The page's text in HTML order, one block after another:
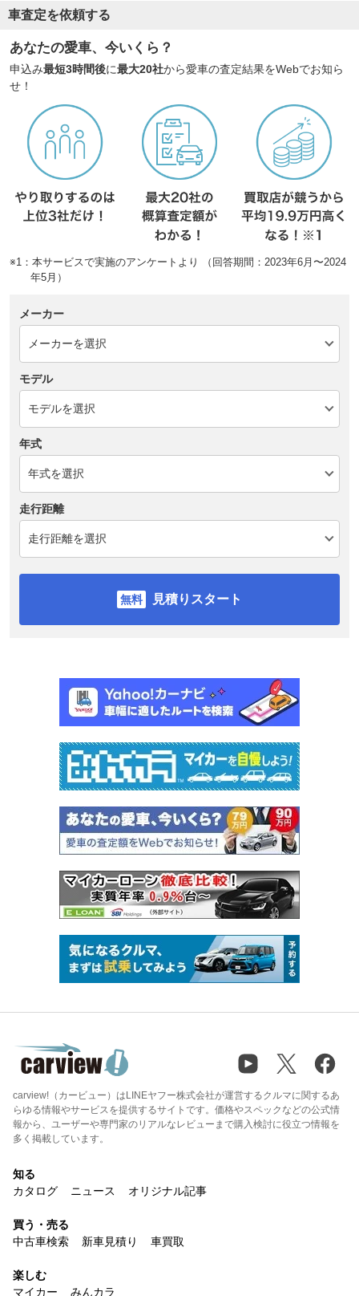
車査定を依頼する
あなたの愛車、今いくら？
申込み最短3時間後に最大20社から愛車の査定結果をWebでお知ら
せ！
※1：本サービスで実施のアンケートより （回答期間：2023年6月〜2024
年5月）
メーカー
モデル
年式
走行距離
見積りスタート
carview!（カービュー）はLINEヤフー株式会社が運営するクルマに関するあ
らゆる情報やサービスを提供するサイトです。価格やスペックなどの公式情
報から、ユーザーや専門家のリアルなレビューまで購入検討に役立つ情報を
多く掲載しています。
知る
カタログ
ニュース オリジナル記事
買う・売る
中古車検索
新車見積り 車買取
楽しむ
マイカー
みんカラ